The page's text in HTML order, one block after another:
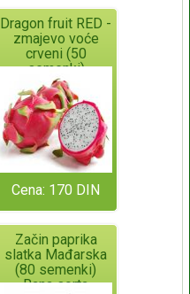
Dragon fruit RED -
zmajevo voće
crveni (50
semenki)
Cena: 170 DIN
Začin paprika
slatka Mađarska
(80 semenki)
Rana sorta